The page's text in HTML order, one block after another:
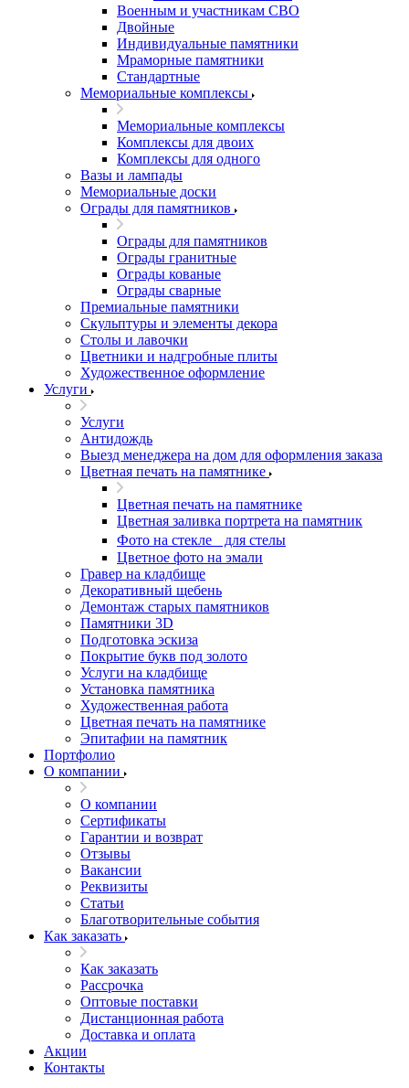
Военным и участникам СВО
Двойные
Индивидуальные памятники
Мраморные памятники
Стандартные
Мемориальные комплексы
Мемориальные комплексы
Комплексы для двоих
Комплексы для одного
Вазы и лампады
Мемориальные доски
Ограды для памятников
Ограды для памятников
Ограды гранитные
Ограды кованые
Ограды сварные
Премиальные памятники
Скульптуры и элементы декора
Столы и лавочки
Цветники и надгробные плиты
Художественное оформление
Услуги
Услуги
Антидождь
Выезд менеджера на дом для оформления заказа
Цветная печать на памятнике
Цветная печать на памятнике
Цветная заливка портрета на памятник
Фото на стекле для стелы
Цветное фото на эмали
Гравер на кладбище
Декоративный щебень
Демонтаж старых памятников
Памятники 3D
Подготовка эскиза
Покрытие букв под золото
Услуги на кладбище
Установка памятника
Художественная работа
Цветная печать на памятнике
Эпитафии на памятник
Портфолио
О компании
О компании
Сертификаты
Гарантии и возврат
Отзывы
Вакансии
Реквизиты
Статьи
Благотворительные события
Как заказать
Как заказать
Рассрочка
Оптовые поставки
Дистанционная работа
Доставка и оплата
Акции
Контакты